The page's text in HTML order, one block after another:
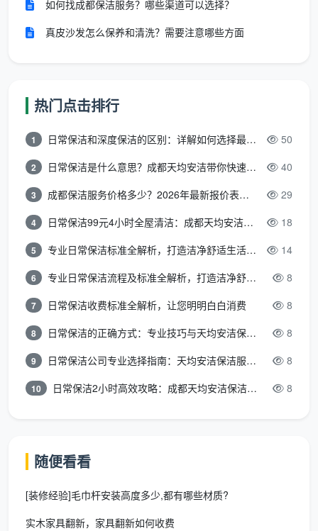
顺利了。想要知道更多家居资讯请继续关注家居售后服
如何找成都保洁服务？哪些渠道可以选择？
真皮沙发怎么保养和清洗？需要注意哪些方面
热门点击排行
1 日常保洁和深度保洁的区别：详解如何选择最适合的清洁服务 50
2 日常保洁是什么意思？成都天均安洁带你快速区分“日常vs深度vs开荒” 40
3 成都保洁服务价格多少？2026年最新报价表来了，这一篇看透所有费用 29
4 日常保洁99元4小时全屋清洁：成都天均安洁保洁超值服务全解析 18
5 专业日常保洁标准全解析，打造洁净舒适生活空间 14
6 专业日常保洁流程及标准全解析，打造洁净舒适环境 8
7 日常保洁收费标准全解析，让您明明白白消费 8
8 日常保洁的正确方式：专业技巧与天均安洁保洁服务全解析 8
9 日常保洁公司专业选择指南：天均安洁保洁服务全解析 8
10 日常保洁2小时高效攻略：成都天均安洁保洁专业时间管理方案 8
随便看看
[装修经验]毛巾杆安装高度多少,都有哪些材质?
实木家具翻新，家具翻新如何收费